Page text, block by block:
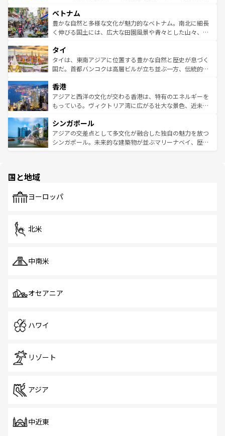
参照してほしい。
容にもいいと評判のスイーツなど、バラエティ豊かな料理
が味わえる。 なお、新着の台湾情報は コンテンツ一覧を参
照してほしい。
き、地方に足を延ばせば四季折々の自然美を楽しむことが
できる。そして、キムチや焼肉、絶品のストリートフード
まで、さまざまな韓国料理が待っている。夜には、韓国な
リティに包まれながら、韓国の多彩な魅力を心ゆくまで味
わってみてほしい。 なお、新着の韓国情報はコンテンツ一
覧を参照してほしい。
ベトナム
豊かな自然と多様な文化が魅力的なベトナム。南北に細長
く伸びる国土には、広大な田園風景や青々とした山々、世
急速な発展と共に伝統が息づく。ハノイの古い町並みやホ
ーチミン市のフランス統治時代の建物も、独特の雰囲気を
醸し出している。また、バラエティの豊かさとおいしさで
とつ。フォーやバインミー、ベトナムコーヒーなどは、ぜ
ひ現地で味わいたい。どの地域を訪れてもあたたかい人々
が旅行者を迎えてくれるので、きっと忘れられない旅にな
参照してほしい。
タイ
タイは、東南アジアに位置する豊かな自然と歴史が息づく
国だ。首都バンコクは高層ビルが立ち並ぶ一方、伝統的な
の活気が交差している。北部ではチェンマイなどの山岳地
帯で自然と触れ合い、南部ではプーケットやクラビの美し
いビーチでリゾート気分を楽しむことができる。タイ料理
激する。気候は一年中温暖で、どの季節にも異なる楽しみ
が待っている。親しみやすいタイの人々、仏教を中心とし
た文化、そして多様な観光資源が、訪れる旅人を魅了し続
香港
アジアと西洋の文化が交わる香港は、特有のエネルギーを
もっている。ヴィクトリア湾に広がる壮大な景色、近未来
み、どこを訪れても感動するはず。観光スポットが密集し
ており、効率よく見どころを回れるのも魅力。息をのむよ
うな絶景から文化的な体験まで、香港を存分に楽しみ尽く
シンガポール
アジアの交差点として多文化が融合した独自の魅力を放つ
シンガポール。未来的な建築物が並ぶマリーナベイ、歴史
で、ホーカーズは地元の風情を楽しめる外せないスポット
国と地域
ヨーロッパ
北米
中南米
オセアニア
ハワイ
リゾート
アジア
中近東